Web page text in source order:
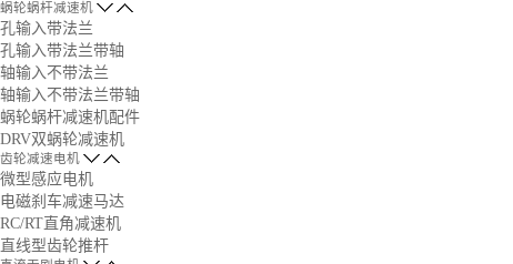
蜗轮蜗杆减速机
孔输入带法兰
孔输入带法兰带轴
轴输入不带法兰
轴输入不带法兰带轴
蜗轮蜗杆减速机配件
DRV双蜗轮减速机
齿轮减速电机
微型感应电机
电磁刹车减速马达
RC/RT直角减速机
直线型齿轮推杆